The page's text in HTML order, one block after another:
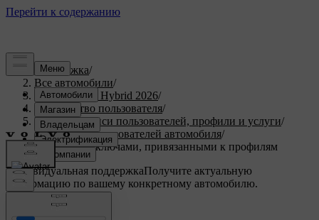
Поддержка/
Все автомобили/
XC90 Plug-in Hybrid 2026/
Руководство пользователя/
Учетные записи пользователей, профили и услуги/
Профили пользователей автомобиля/
Управление ключами, привязанными к профилям
Индивидуальная поддержкаПолучите актуальную
информацию по вашему конкретному автомобилю.